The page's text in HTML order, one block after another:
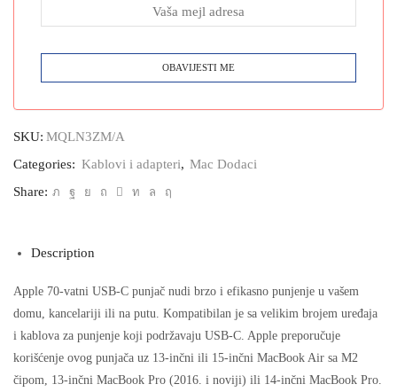
SKU: MQLN3ZM/A
Categories: Kablovi i adapteri, Mac Dodaci
Share:
Description
Apple 70-vatni USB-C punjač nudi brzo i efikasno punjenje u vašem
domu, kancelariji ili na putu. Kompatibilan je sa velikim brojem uređaja
i kablova za punjenje koji podržavaju USB-C. Apple preporučuje
korišćenje ovog punjača uz 13-inčni ili 15-inčni MacBook Air sa M2
čipom, 13-inčni MacBook Pro (2016. i noviji) ili 14-inčni MacBook Pro.